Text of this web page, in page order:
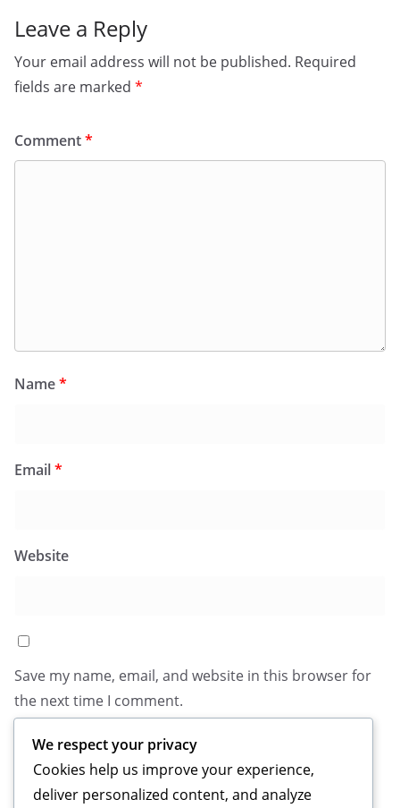
Leave a Reply
Your email address will not be published. Required
fields are marked *
Comment*
Name*
Email*
Website
Save my name, email, and website in this browser for
the next time I comment.
We respect your privacy
Cookies help us improve your experience,
deliver personalized content, and analyze